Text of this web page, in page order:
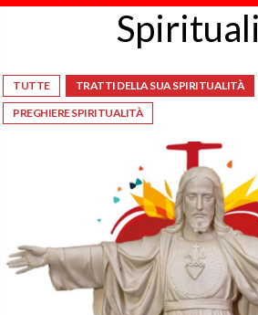
TUTTE TRATTI DELLA SUA SPIRITUALITÀ
PREGHIERE SPIRITUALITÀ